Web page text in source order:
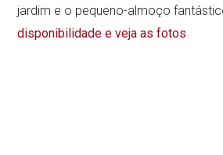
jardim e o pequeno-almoço
disponibilidade e veja as fotos